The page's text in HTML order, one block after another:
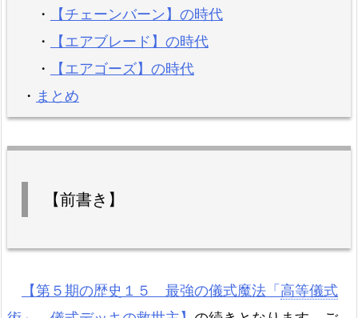
・
【チェーンバーン】の時代
・
【エアブレード】の時代
・
【エアゴーズ】の時代
・ まとめ
【前書き】
【第５期の歴史１５ 最強の儀式魔法「 高等儀式